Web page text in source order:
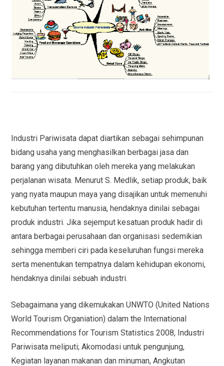
Industri Pariwisata dapat diartikan sebagai sehimpunan
bidang usaha yang menghasilkan berbagai jasa dan
barang yang dibutuhkan oleh mereka yang melakukan
perjalanan wisata. Menurut S. Medlik, setiap produk, baik
yang nyata maupun maya yang disajikan untuk memenuhi
kebutuhan tertentu manusia, hendaknya dinilai sebagai
produk industri. Jika sejemput kesatuan produk hadir di
antara berbagai perusahaan dan organisasi sedemikian
sehingga memberi ciri pada keseluruhan fungsi mereka
serta menentukan tempatnya dalam kehidupan ekonomi,
hendaknya dinilai sebuah industri.
Sebagaimana yang dikemukakan UNWTO (United Nations
World Tourism Organiation) dalam the International
Recommendations for Tourism Statistics 2008, Industri
Pariwisata meliputi; Akomodasi untuk pengunjung,
Kegiatan layanan makanan dan minuman, Angkutan